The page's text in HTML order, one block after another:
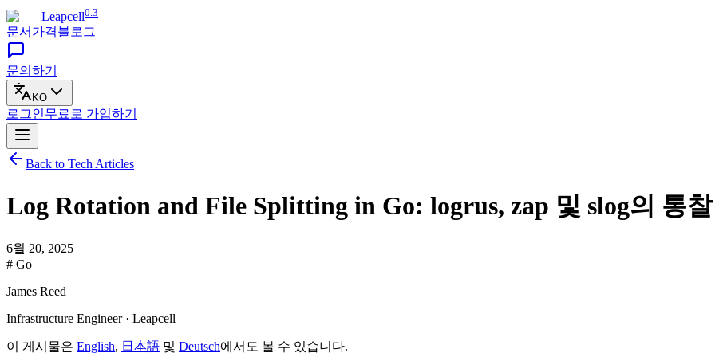
Leapcell0.3
문서 가격블로그
문의하기
KO
로그인무료로 가입하기
Back to Tech Articles
Log Rotation and File Splitting in Go: logrus, zap 및 slog의 통
6월 20, 2025
# Go
James Reed
Infrastructure Engineer · Leapcell
이 게시물은 English, 日本語 및 Deutsch에서도 볼 수 있습니다.